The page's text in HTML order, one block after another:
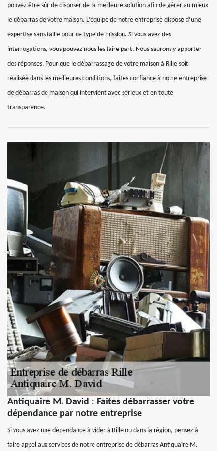
pouvez être sûr de disposer de la meilleure solution afin de gérer au mieux
le débarras de votre maison. L’équipe de notre entreprise dispose d’une
expertise sans faille pour ce type de mission. Si vous avez des
interrogations, vous pouvez nous les faire part. Nous saurons y apporter
des réponses. Pour que le débarrassage de votre maison à Rille soit
réalisée dans les meilleures conditions, faites confiance à notre entreprise
de débarras de maison qui intervient avec sérieux et en toute
transparence.
Antiquaire M. David : Faites débarrasser votre
dépendance par notre entreprise
Si vous avez une dépendance à vider à Rille ou dans la région, pensez à
faire appel aux services de notre entreprise de débarras Antiquaire M.